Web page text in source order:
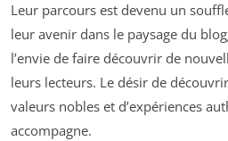
Leur parcours est devenu un
leur avenir dans le paysage du
l’envie de faire découvrir de
leurs lecteurs. Le désir de
valeurs nobles et d’expériences
accompagne.